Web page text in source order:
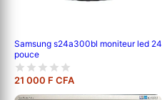
Samsung s24a300bl moniteur led 24
pouce
21 000 F CFA